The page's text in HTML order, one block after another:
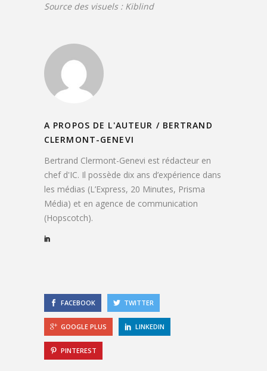
Source des visuels : Kiblind
A PROPOS DE L'AUTEUR / BERTRAND
CLERMONT-GENEVI
Bertrand Clermont-Genevi est rédacteur en
chef d'IC. Il possède dix ans d’expérience dans
les médias (L’Express, 20 Minutes, Prisma
Média) et en agence de communication
(Hopscotch).
FACEBOOK TWITTER
GOOGLE PLUS LINKEDIN
PINTEREST